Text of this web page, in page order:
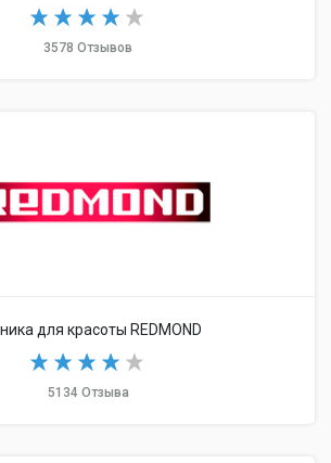
3578 Отзывов
для красоты REDMOND
5134 Отзыва